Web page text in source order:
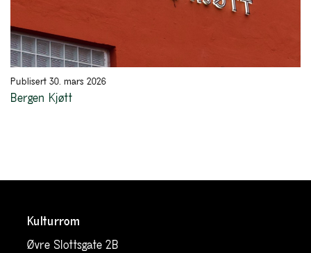
Publisert 30. mars 2026
Bergen Kjøtt
Kulturrom
Øvre Slottsgate 2B